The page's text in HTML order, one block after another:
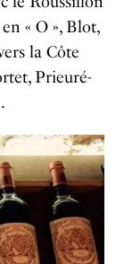
« O », Blot,
la Côte
Prieuré-